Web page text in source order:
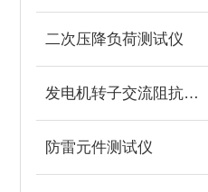
二次压降负荷测试仪
发电机转子交流阻抗测试仪
防雷元件测试仪